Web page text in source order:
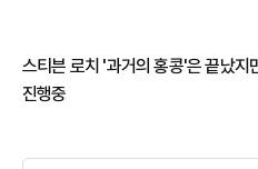
스티븐 로치 '과거의 홍콩'은 끝났지
진행중